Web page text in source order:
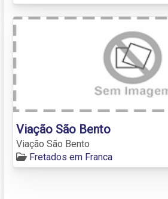
Viação São Bento
Viação São Bento
Fretados em Franca